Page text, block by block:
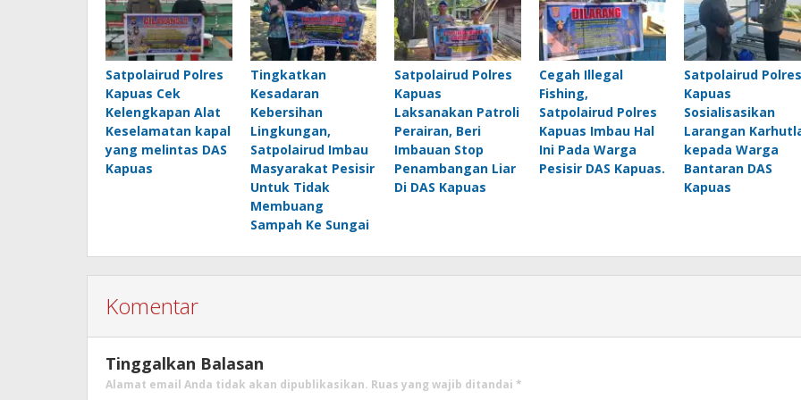
Satpolairud Polres
Kapuas Cek
Kelengkapan Alat
Keselamatan kapal
yang melintas DAS
Kapuas
Tingkatkan
Kesadaran
Kebersihan
Lingkungan,
Satpolairud Imbau
Masyarakat Pesisir
Untuk Tidak
Membuang
Sampah Ke Sungai
Satpolairud Polres
Kapuas
Laksanakan Patroli
Perairan, Beri
Imbauan Stop
Penambangan Liar
Di DAS Kapuas
Cegah Illegal
Fishing,
Satpolairud Polres
Kapuas Imbau Hal
Ini Pada Warga
Pesisir DAS Kapuas.
Satpolairud Polres
Kapuas
Sosialisasikan
Larangan
kepada Warga
Bantaran DAS
Kapuas
Komentar
Tinggalkan Balasan
Alamat email Anda tidak akan dipublikasikan. Ruas yang wajib ditandai *